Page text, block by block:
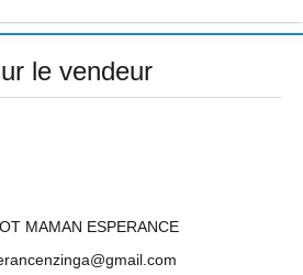
le vendeur
MAMAN ESPERANCE